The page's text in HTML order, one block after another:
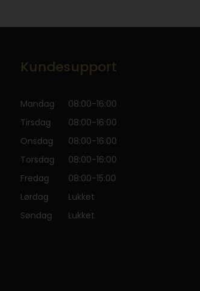
Kundesupport
Mandag
08:00-16:00
Tirsdag
08:00-16:00
Onsdag
08:00-16:00
Torsdag
08:00-16:00
Fredag
08:00-15:00
Lørdag
Lukket
Søndag
Lukket